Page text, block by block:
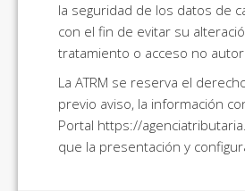
la seguridad de los datos de
con el fin de evitar su
tratamiento o acceso no
La ATRM se reserva el
previo aviso, la información
Portal https://
que la presentación y